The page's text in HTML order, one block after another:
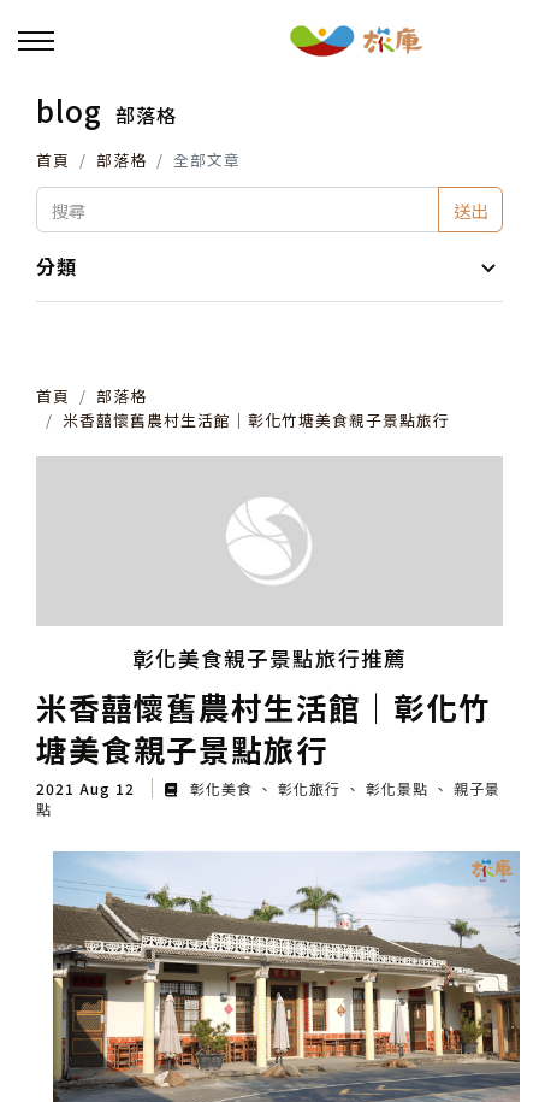
回主選單
活動報名
小旅行及主題導覽
其他活動
blog 部落格
首頁 部落格 全部文章
送出
分類
首頁
部落格
米香囍懷舊農村生活館│彰化竹塘美食親子景點旅行
彰化美食親子景點旅行推薦
米香囍懷舊農村生活館│彰化竹
塘美食親子景點旅行
2021 Aug 12 彰化美食 彰化旅行 彰化景點
親子景
點